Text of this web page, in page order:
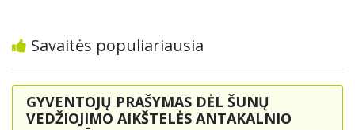
Savaitės populiariausia
GYVENTOJŲ PRAŠYMAS DĖL ŠUNŲ
VEDŽIOJIMO AIKŠTELĖS ANTAKALNIO